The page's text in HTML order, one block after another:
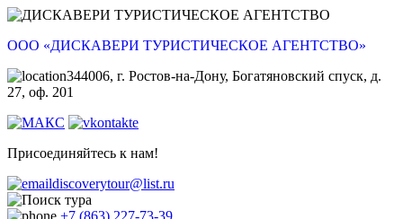
ООО «ДИСКАВЕРИ ТУРИСТИЧЕСКОЕ АГЕНТСТВО»
344006, г. Ростов-на-Дону, Богатяновский спуск, д.
27, оф. 201
Присоединяйтесь к нам!
discoverytour@list.ru
+7 (863) 227-73-39